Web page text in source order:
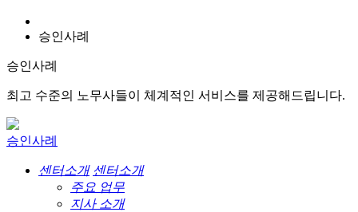
승인사례
승인사례
최고 수준의 노무사들이 체계적인 서비스를 제공해드립니다.
승인사례
센터소개 센터소개
주요 업무
지사 소개